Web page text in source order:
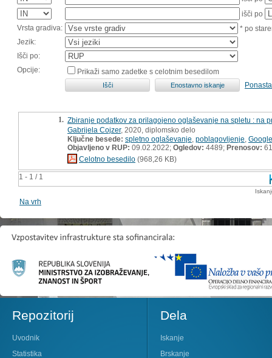
išči po
Vrsta gradiva:
* po
Jezik:
Išči po:
Opcije:
Prikaži samo zadetke s celotnim besedilom
1 - 1 / 1
1. Zbiranje podatkov za prilagojeno oglaševanje na spletu : na
Gabrijela Cojzer, 2020, diplomsko delo
Ključne besede: spletno oglaševanje poblagovljenje Google
Objavljeno v RUP: 09.02.2022; Ogledov: 4489; Prenosov: 61
Celotno besedilo (968,26 KB)
Na vrh
Repozitorij
Uvodnik
Statistika
Dela
Iskanje
Brskanje